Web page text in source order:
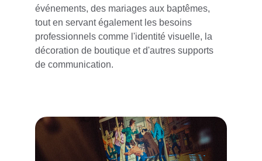
événements, des mariages aux baptêmes,
tout en servant également les besoins
professionnels comme l'identité visuelle, la
décoration de boutique et d'autres supports
de communication.